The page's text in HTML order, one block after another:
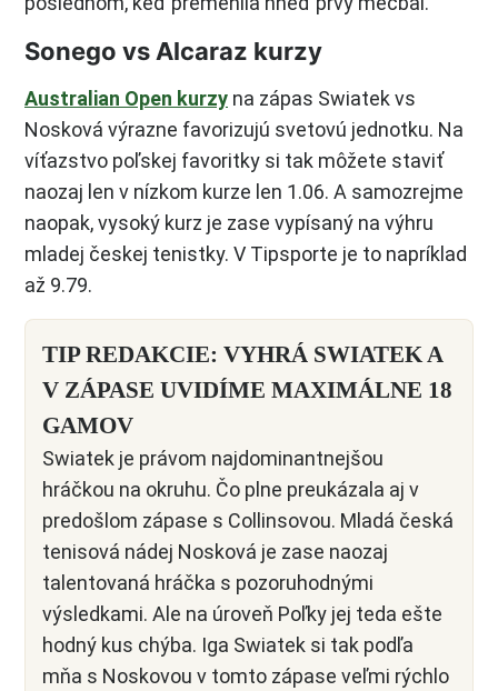
Sonego vs Alcaraz kurzy
Australian Open kurzy na zápas Swiatek vs
Nosková výrazne favorizujú svetovú jednotku. Na
víťazstvo poľskej favoritky si tak môžete staviť
naozaj len v nízkom kurze len 1.06. A samozrejme
naopak, vysoký kurz je zase vypísaný na výhru
mladej českej tenistky. V Tipsporte je to napríklad
až 9.79.
TIP REDAKCIE: VYHRÁ SWIATEK A
V ZÁPASE UVIDÍME MAXIMÁLNE 18
GAMOV
Swiatek je právom najdominantnejšou
hráčkou na okruhu. Čo plne preukázala aj v
predošlom zápase s Collinsovou. Mladá česká
tenisová nádej Nosková je zase naozaj
talentovaná hráčka s pozoruhodnými
výsledkami. Ale na úroveň Poľky jej teda ešte
hodný kus chýba. Iga Swiatek si tak podľa
mňa s Noskovou v tomto zápase veľmi rýchlo